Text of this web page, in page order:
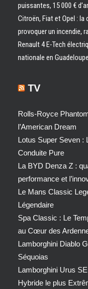
puissantes, 15 000 €
Citroën, Fiat et Opel :
provoquer un incendie,
Renault 4 E-Tech
nationale en Guadeloupe
TV
Rolls-Royce
l’American Dream
Lotus Super Seven :
Conduite Pure
La BYD Denza Z :
performance et
Le Mans Classic
Légendaire
Spa Classic : Le
au Cœur des
Lamborghini Diablo
Séquoias
Lamborghini Urus
Hybride le plus